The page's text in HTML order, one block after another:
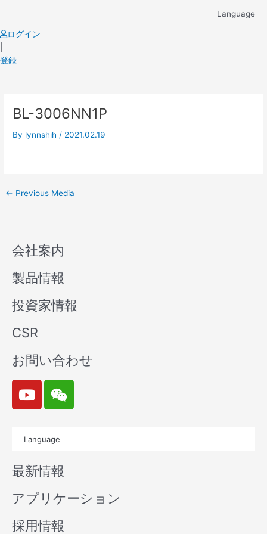
content
Language
ログイン
登録
BL-3006NN1P
By lynnshih / 2021.02.19
navigation
← Previous Media
会社案内
製品情報
投資家情報
CSR
お問い合わせ
Y
o
u
b
e
W
e
i
n
Language
最新情報
アプリケーション
採用情報